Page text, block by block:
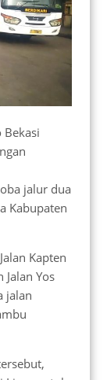
Bekasi
jalur dua
Kabupaten
Kapten
Yos
jalan